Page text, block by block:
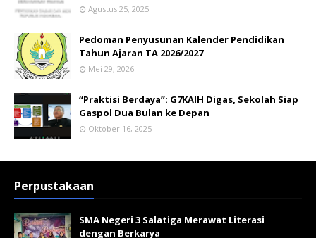
Agustus 25, 2025
Pedoman Penyusunan Kalender Pendidikan
Tahun Ajaran TA 2026/2027
Mei 29, 2026
“Praktisi Berdaya”: G7KAIH Digas, Sekolah Siap
Gaspol Dua Bulan ke Depan
Oktober 16, 2025
Perpustakaan
SMA Negeri 3 Salatiga Merawat Literasi
dengan Berkarya